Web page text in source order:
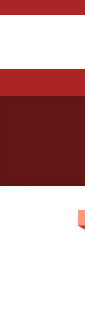
Chào Mừng Bạn Đến Sắt